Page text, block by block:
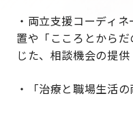
・両立支援コーディ
置や「こころとから
じた、相談機会の提供
・「治療と職場生活